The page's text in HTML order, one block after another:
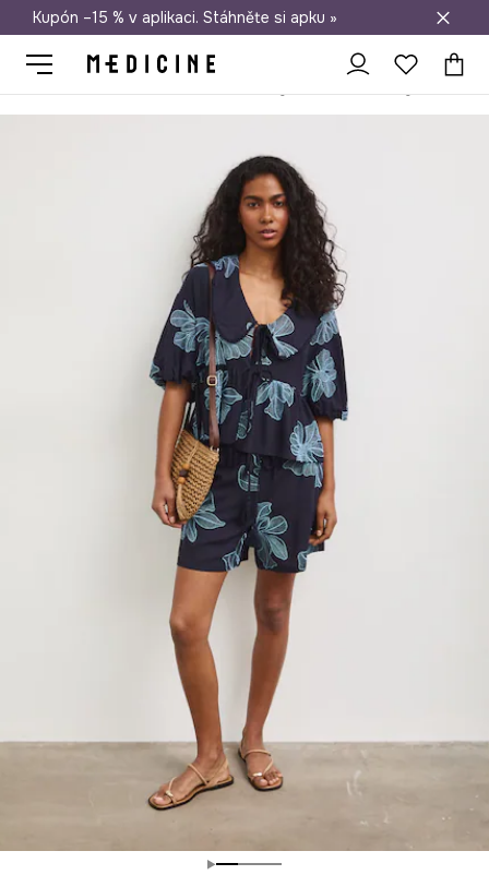
Doprava zdarma při nákupu nad 1 200 Kč
Kupón –15 % v aplikaci. Stáhněte si apku »